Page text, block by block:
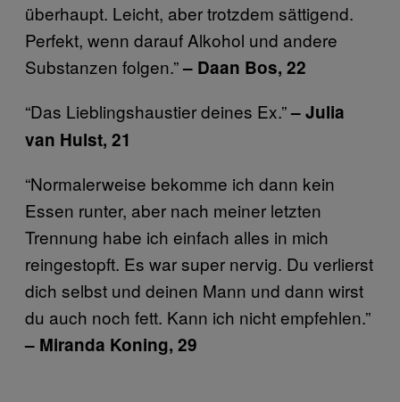
überhaupt. Leicht, aber trotzdem sättigend.
Perfekt, wenn darauf Alkohol und andere
Substanzen folgen.”– Daan Bos, 22
“Das Lieblingshaustier deines Ex.”– Julia
van Hulst, 21
“Normalerweise bekomme ich dann kein
Essen runter, aber nach meiner letzten
Trennung habe ich einfach alles in mich
reingestopft. Es war super nervig. Du verlierst
dich selbst und deinen Mann und dann wirst
du auch noch fett. Kann ich nicht empfehlen.”
– Miranda Koning, 29